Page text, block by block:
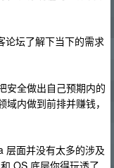
论坛了解下当下的需求
安全做出自己预期内的
内做到前排并赚钱，
层面并没有太多的涉及
OS 底层你得玩透了